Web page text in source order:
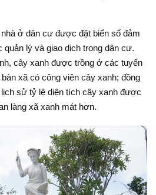
ở dân cư được đặt biển số đảm
quản lý và giao dịch trong dân cư.
cây xanh được trồng ở các tuyến
xã có công viên cây xanh; đồng
sử tỷ lệ diện tích cây xanh được
làng xã xanh mát hơn.